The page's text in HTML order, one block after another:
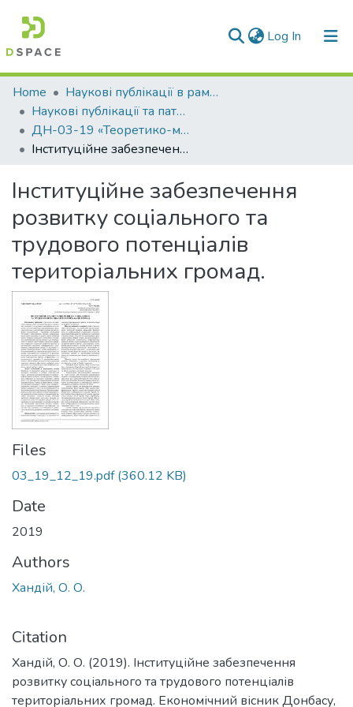
Log In (current)
Communities & Collections
All of DSpace
Statistics
Home
Наукові публікації в рамках виконання держбюджетних науково-дослідних робіт
Наукові публікації та патенти в рамках виконання держбюджетних науково-дослідних робіт 2019 р.
ДН-03-19 «Теоретико-методологічні основи управління для забезпечення сталого розвитку на регіональному рівні в умовах гібридних загроз та постконфліктної трансформації»
Інституційне забезпечення розвитку соціального та трудового потенціалів територіальних громад.
Інституційне забезпечення
розвитку соціального та
трудового потенціалів
територіальних громад.
Files
03_19_12_19.pdf(360.12 KB)
Date
2019
Authors
Хандій, О. О.
Citation
Хандій, О. О. (2019). Інституційне забезпечення
розвитку соціального та трудового потенціалів
територіальних громад. Економічний вісник Донбасу,